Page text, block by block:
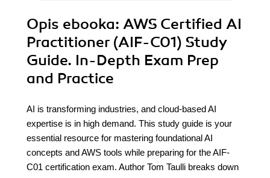
Opis ebooka: AWS Certified AI
Practitioner (AIF-C01) Study
Guide. In-Depth Exam Prep
and Practice
AI is transforming industries, and cloud-based AI
expertise is in high demand. This study guide is your
essential resource for mastering foundational AI
concepts and AWS tools while preparing for the AIF-
C01 certification exam. Author Tom Taulli breaks down